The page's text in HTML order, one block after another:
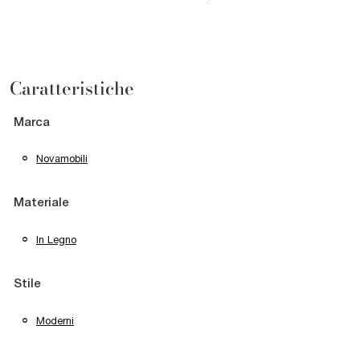
Caratteristiche
Marca
Novamobili
Materiale
In Legno
Stile
Moderni